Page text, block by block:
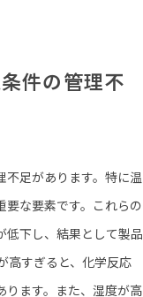
件の管理不
足があります。特に温
な要素です。これらの
低下し、結果として製品
高すぎると、化学反応
ります。また、湿度が高